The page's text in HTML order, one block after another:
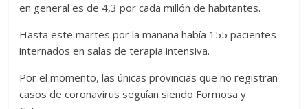
en general es de 4,3 por cada millón de habitantes.
Hasta este martes por la mañana había 155 pacientes
internados en salas de terapia intensiva.
Por el momento, las únicas provincias que no registran
casos de coronavirus seguían siendo Formosa y